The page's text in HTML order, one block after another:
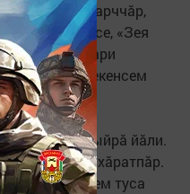
пултарччăр,
тесе, «Зея
пӗрле Пăвари
вӗренекенсем
йăвисем
çуркуннен ыйрă йăли.
ачасене йыхăратпăр.
валли çуртсем туса